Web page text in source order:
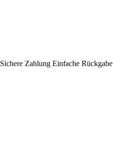
Sichere Zahlung Einfache Rückgabe